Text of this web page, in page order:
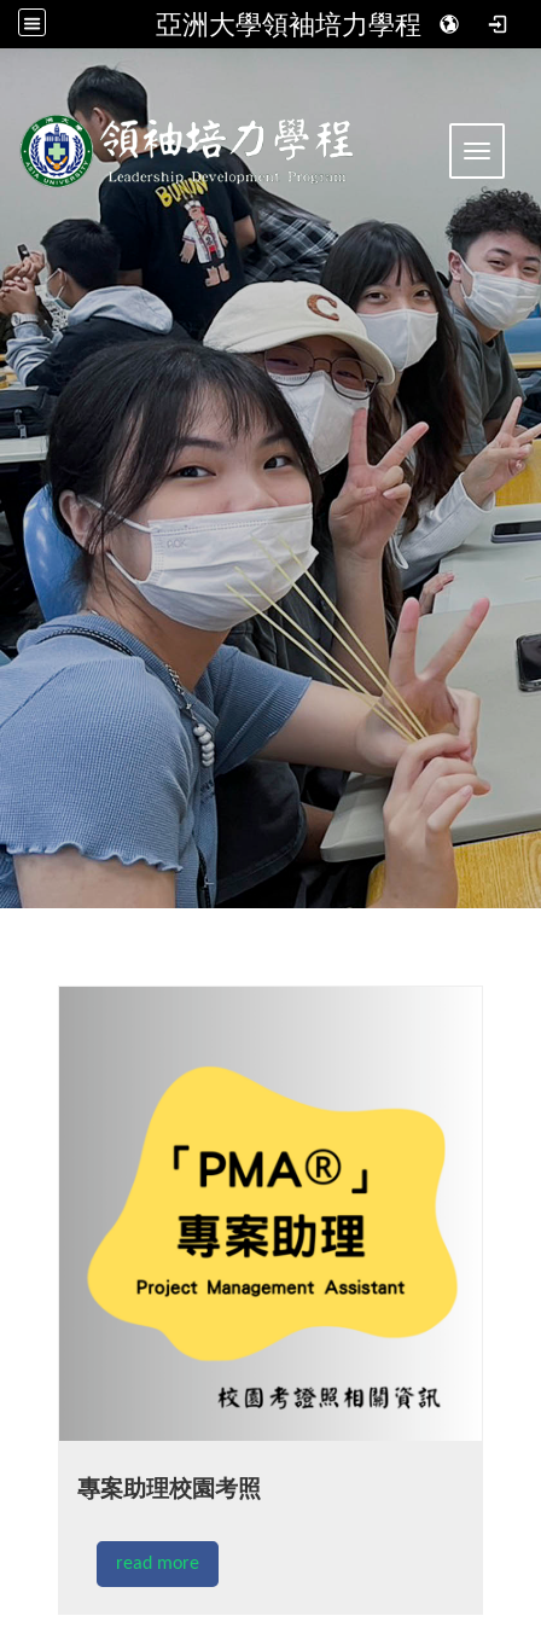
亞洲大學領袖培力學程
Toggle
專案助理校園考照
read more